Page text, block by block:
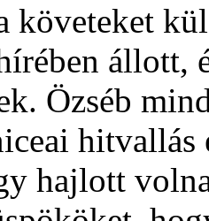
követeket
állott,
Özséb
hajlott